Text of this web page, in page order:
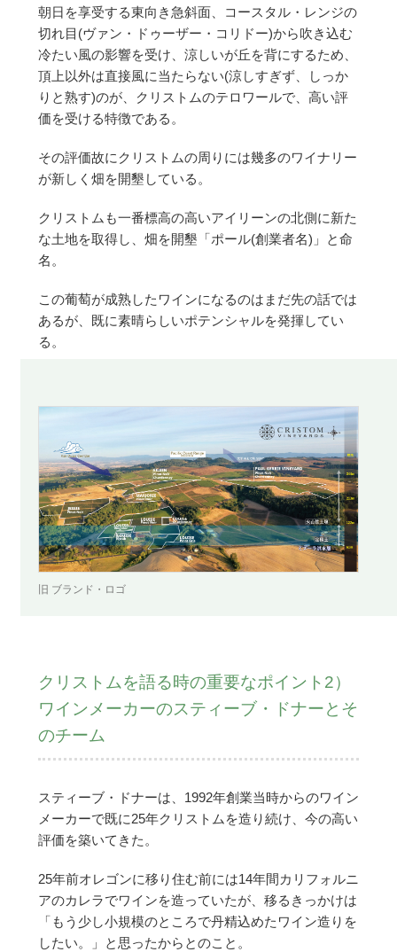
朝日を享受する東向き急斜面、コースタル・レンジの
切れ目(ヴァン・ドゥーザー・コリドー)から吹き込む
冷たい風の影響を受け、涼しいが丘を背にするため、
頂上以外は直接風に当たらない(涼しすぎず、しっか
りと熟す)のが、クリストムのテロワールで、高い評
価を受ける特徴である。
その評価故にクリストムの周りには幾多のワイナリー
が新しく畑を開墾している。
クリストムも一番標高の高いアイリーンの北側に新た
な土地を取得し、畑を開墾「ポール(創業者名)」と命
名。
この葡萄が成熟したワインになるのはまだ先の話では
あるが、既に素晴らしいポテンシャルを発揮してい
る。
旧 ブランド・ロゴ
クリストムを語る時の重要なポイント2）
ワインメーカーのスティーブ・ドナーとそ
のチーム
スティーブ・ドナーは、1992年創業当時からのワイン
メーカーで既に25年クリストムを造り続け、今の高い
評価を築いてきた。
25年前オレゴンに移り住む前には14年間カリフォルニ
アのカレラでワインを造っていたが、移るきっかけは
「もう少し小規模のところで丹精込めたワイン造りを
したい。」と思ったからとのこと。